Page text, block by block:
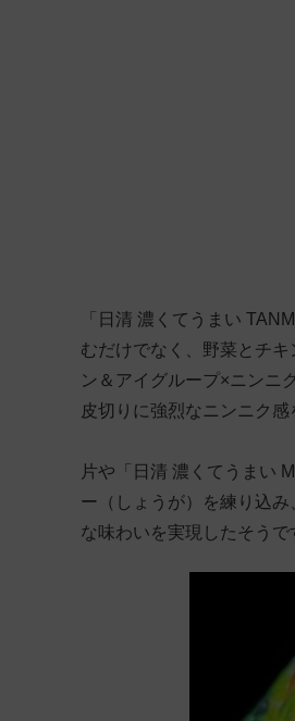
「日清 濃くてうまい
むだけでなく、野菜とチ
ン＆アイグループ×ニンニ
皮切りに強烈なニンニク
片や「日清 濃くてうまい
ー（しょうが）を練り込
な味わいを実現したそう